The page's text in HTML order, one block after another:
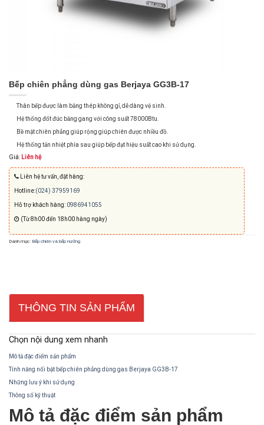
Bếp chiên phẳng dùng gas Berjaya GG3B-17
Thân bếp được làm bằng thép không gỉ, dễ dàng vệ sinh.
Hệ thống đốt đúc bằng gang với công suất 78000Btu.
Bề mặt chiên phẳng giúp rộng giúp chiên được nhiều đồ.
Hệ thống tản nhiệt phía sau giúp bếp đạt hiệu suất cao khi sử dụng.
Giá: Liên hệ
Liên hệ tư vấn, đặt hàng:
Hotline:(024) 37959169
Hỗ trợ khách hàng: 0986941055
(Từ 8h00 đến 18h00 hàng ngày)
Danh mục: Bếp chiên và bếp nướng
THÔNG TIN SẢN PHẨM
Chọn nội dung xem nhanh
Mô tả đặc điểm sản phẩm
Tính năng nổi bật bếp chiên phẳng dùng gas Berjaya GG3B-17
Những lưu ý khi sử dụng
Thông số kỹ thuật
Mô tả đặc điểm sản phẩm